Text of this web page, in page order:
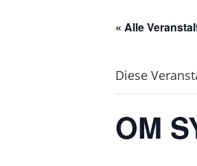
« Alle
Diese
OM